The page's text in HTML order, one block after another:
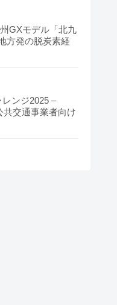
GXモデル「北九
方発の脱炭素経
レンジ2025 –
共交通事業者向け